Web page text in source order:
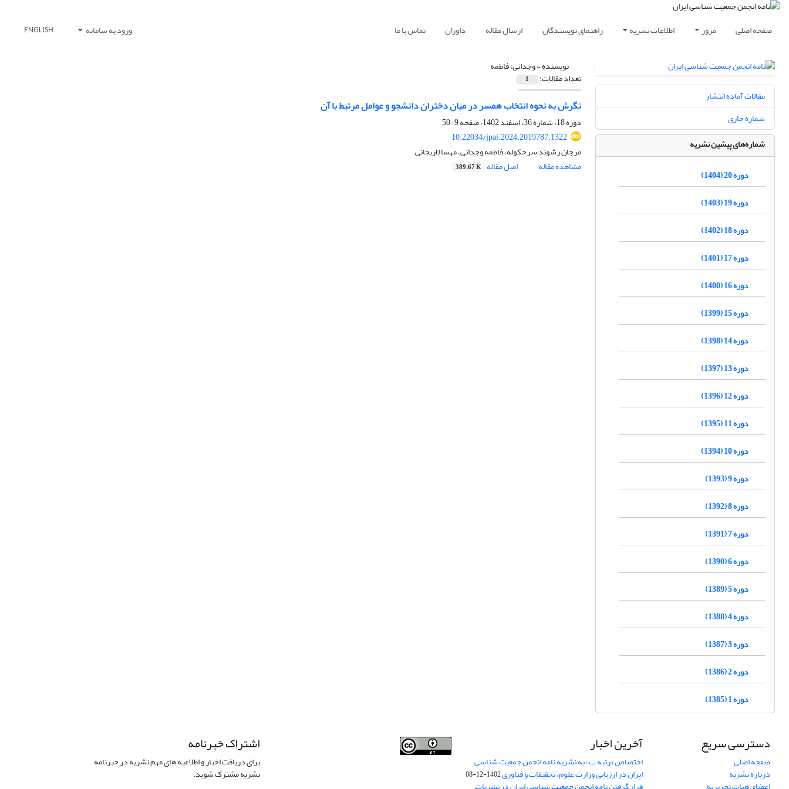
صفحه اصلی مرور اطلاعات نشریه راهنمای نویسندگان ارسال مقاله داوران تماس با ما ورود به سامانه ENGLISH
نویسنده =وجدانی، فاطمه
تعداد مقالات: 1
نگرش به نحوه انتخاب همسر در میان دختران دانشجو و عوامل مرتبط با آن
دوره 18، شماره 36، اسفند 1402، صفحه
9-50
10.22034/jpai.2024.2019787.1322
مرجان رشوند سرخکوله، فاطمه وجدانی، مهسا لاریجانی
مشاهده مقاله
اصل مقاله 389.67 K
مقالات آماده انتشار
شماره جاری
شماره‌های پیشین نشریه
دوره 20 (1404)
دوره 19 (1403)
دوره 18 (1402)
دوره 17 (1401)
دوره 16 (1400)
دوره 15 (1399)
دوره 14 (1398)
دوره 13 (1397)
دوره 12 (1396)
دوره 11 (1395)
دوره 10 (1394)
دوره 9 (1393)
دوره 8 (1392)
دوره 7 (1391)
دوره 6 (1390)
دوره 5 (1389)
دوره 4 (1388)
دوره 3 (1387)
دوره 2 (1386)
دوره 1 (1385)
دسترسی سریع
صفحه اصلی
درباره نشریه
آخرین اخبار
اختصاص «رتبه ب» به نشریه نامه انجمن جمعیت شناسی
ایران در ارزیابی وزارت علوم، تحقیقات و فناوری1402-12-08
اشتراک خبرنامه
برای دریافت اخبار و اطلاعیه های مهم نشریه در خبرنامه
نشریه مشترک شوید.